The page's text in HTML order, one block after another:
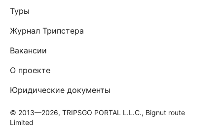
Туры
Журнал Трипстера
Вакансии
О проекте
Юридические документы
© 2013—2026, TRIPSGO PORTAL L.L.C., Bignut route
Limited